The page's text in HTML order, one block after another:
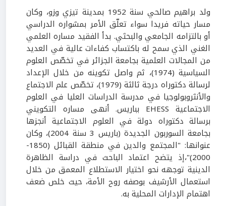
ولد براهيم صالحي سنة 1952 بمدينة تيزي وزو، وكان
مسار حياته فريدا سواء تعلّق الأمر بمشواره الدراسي
أو بالتزامه الجامعي والبحثي. بدأ الفقيد مساره العلمي
الغني الذي سمح له باكتساب كفاءات عالية في العديد
من المجالات العلمية بجامعة الجزائر في تخصّص العلوم
السياسية (1974)، ثم واصل تكوينه من خلال الإعداد
لرسالة دكتوراه درجة ثالثة (1979)، تخصّص علم الاجتماع
والأنثروبولوجيا في مدرسة الدراسات العليا في العلوم
الاجتماعية EHESS بباريس. أنهى مساره التكويني
برسالة دكتوراه دولة في العلوم الاجتماعية أنجزها
بجامعة السوربون الجديدة (باريس 3 سنة 2004)، وكان
عنوانها: "المجتمع والدين في منطقة القبائل (1850-
2000)"،إذ يتضح اعتماد الباحث في دراسة الظاهرة
الدينية توجهه نحو اختيار الاستطلاع المعمق من خلال
استعمال الأرشيف بوصفه روح الأمة، حيث خلص ضعف
اهتمام الإدارات المحلية به.